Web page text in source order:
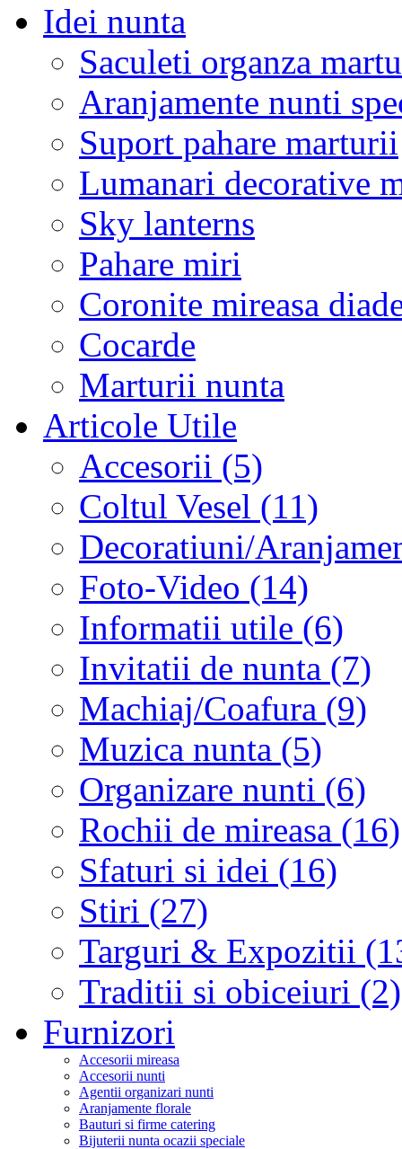
Idei nunta
Saculeti organza
Aranjamente nunti
Suport pahare marturii
Lumanari decorative
Sky lanterns
Pahare miri
Coronite mireasa
Cocarde
Marturii nunta
Articole Utile
Accesorii (5)
Coltul Vesel (11)
Decoratiuni/
Foto-Video (14)
Informatii utile (6)
Invitatii de nunta (7)
Machiaj/Coafura (9)
Muzica nunta (5)
Organizare nunti (6)
Rochii de mireasa (16)
Sfaturi si idei (16)
Stiri (27)
Targuri & Expozitii
Traditii si obiceiuri (2)
Furnizori
Accesorii mireasa
Accesorii nunti
Agentii organizari nunti
Aranjamente florale
Bauturi si firme catering
Bijuterii nunta ocazii speciale